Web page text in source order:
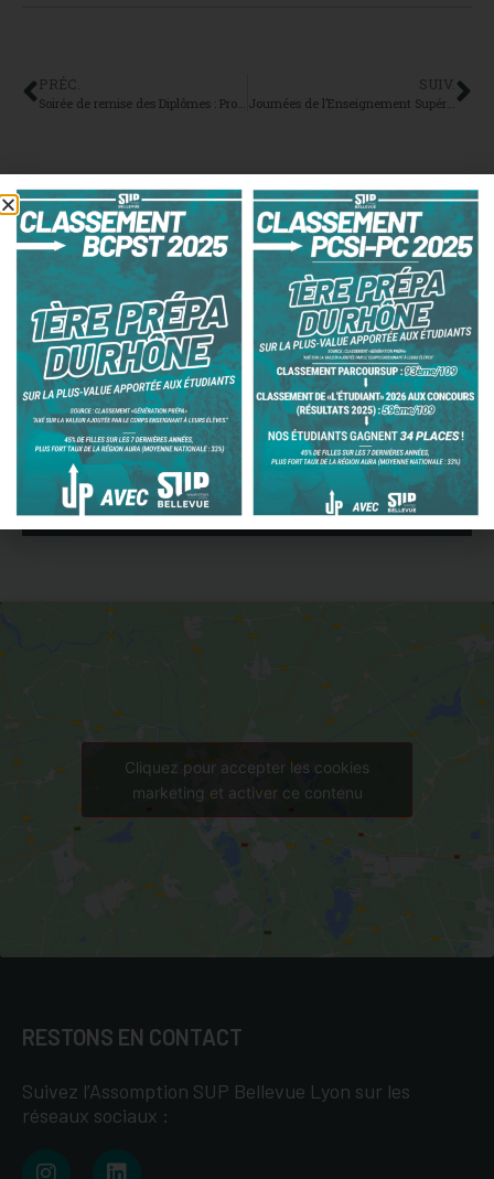
PRÉC. SUIV.
Journées de l’Enseignement Supérieur au Pôle Supérieur Assomption Lyon les 25 et 26 Janvier 2023
Inscrivez-vous à la newsletter
SUP Bellevue
Cliquez pour accepter les cookies
marketing et activer ce contenu
RESTONS EN CONTACT
Suivez l’Assomption SUP Bellevue Lyon sur les
réseaux sociaux :